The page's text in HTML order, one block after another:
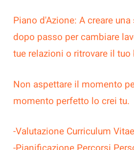
Piano d'Azione: A creare
dopo passo per cambiare
tue relazioni o ritrovare il tuo
Non aspettare il momento
momento perfetto lo crei tu.
-Valutazione Curriculum Vitae